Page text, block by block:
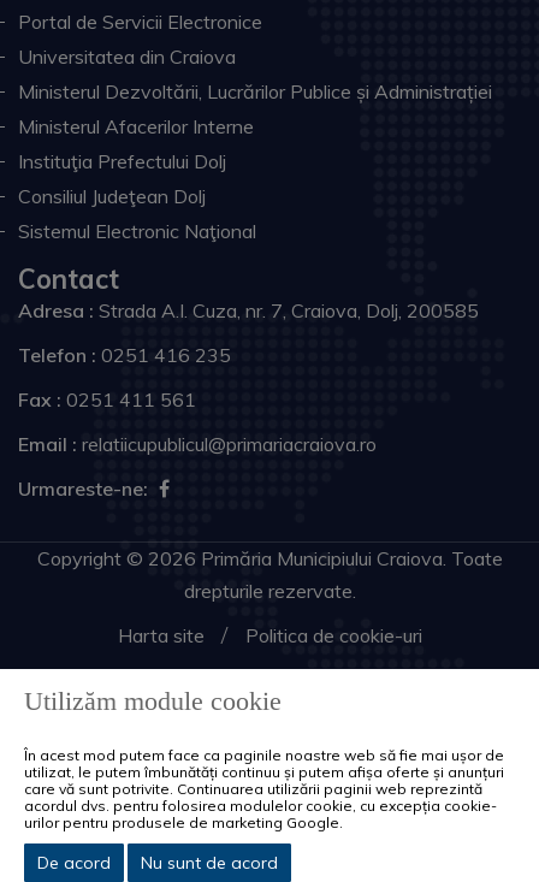
Portal de Servicii Electronice
Universitatea din Craiova
Ministerul Dezvoltării, Lucrărilor Publice și Administrației
Ministerul Afacerilor Interne
Instituţia Prefectului Dolj
Consiliul Judeţean Dolj
Sistemul Electronic Naţional
Contact
Adresa : Strada A.I. Cuza, nr. 7, Craiova, Dolj, 200585
Telefon : 0251 416 235
Fax : 0251 411 561
Email : relatiicupublicul@primariacraiova.ro
Urmareste-ne:
Copyright © 2026 Primăria Municipiului Craiova. Toate
drepturile rezervate.
Harta site
Politica de cookie-uri
Utilizăm module cookie
În acest mod putem face ca paginile noastre web să fie mai ușor de
utilizat, le putem îmbunătăți continuu și putem afișa oferte și anunțuri
care vă sunt potrivite. Continuarea utilizării paginii web reprezintă
acordul dvs. pentru folosirea modulelor cookie, cu excepția cookie-
urilor pentru produsele de marketing Google.
De acord Nu sunt de acord